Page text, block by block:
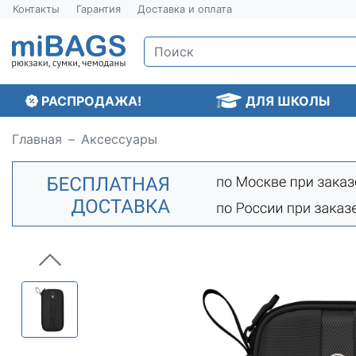
Контакты Гарантия Доставка и оплата
РАСПРОДАЖА! ДЛЯ ШКОЛЫ
Главная Аксессуары